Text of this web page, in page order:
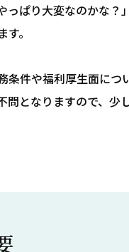
っぱり大変なのかな
。
件や福利厚生面につ
となりますので、少